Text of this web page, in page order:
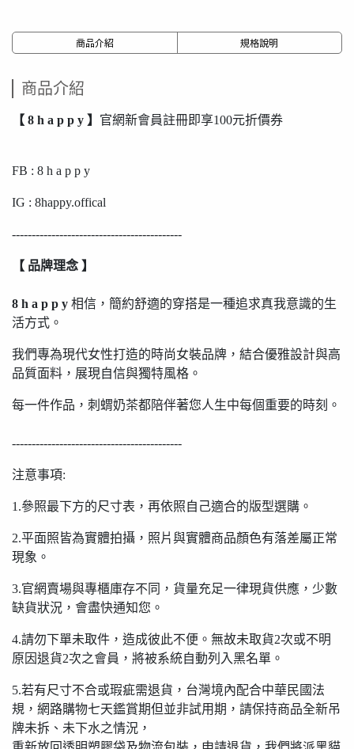
商品介紹 規格說明
商品介紹
【 8 h a p p y 】 官網新會員註冊即享100元折價券
FB : 8 h a p p y
IG : 8happy.offical
-------------------------------------------
【 品牌理念 】
8 h a p p y 相信，簡約舒適的穿搭是一種追求真我意識的生
活方式。
我們專為現代女性打造的時尚女裝品牌，結合優雅設計與高
品質面料，展現自信與獨特風格。
每一件作品，刺蝟奶茶都陪伴著您人生中每個重要的時刻。
-------------------------------------------
注意事項:
1.參照最下方的尺寸表，再依照自己適合的版型選購。
2.平面照皆為實體拍攝，照片與實體商品顏色有落差屬正常
現象。
3.官網賣場與專櫃庫存不同，貨量充足一律現貨供應，少數
缺貨狀況，會盡快通知您。
4.請勿下單未取件，造成彼此不便。無故未取貨2次或不明
原因退貨2次之會員，將被系統自動列入黑名單。
5.若有尺寸不合或瑕疵需退貨，台灣境內配合中華民國法
規，網路購物七天鑑賞期但並非試用期，請保持商品全新吊
牌未拆、未下水之情況，